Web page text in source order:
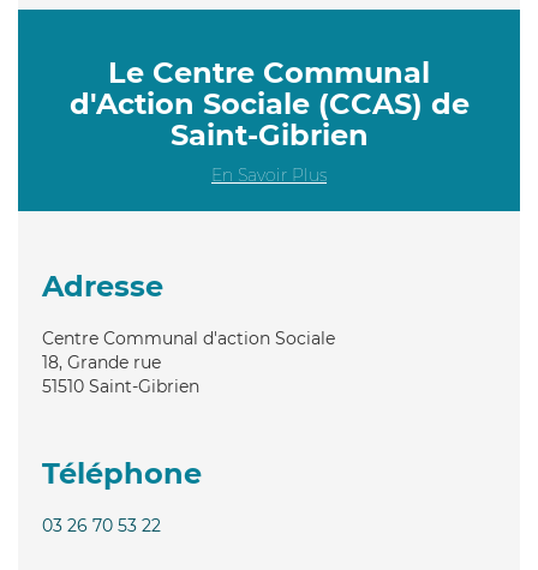
Le Centre Communal
d'Action Sociale (CCAS) de
Saint-Gibrien
En Savoir Plus
Adresse
Centre Communal d'action Sociale
18, Grande rue
51510 Saint-Gibrien
Téléphone
03 26 70 53 22